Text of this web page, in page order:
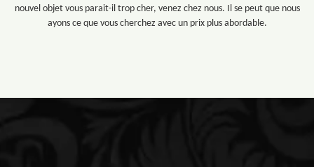
nouvel objet vous parait-il trop cher, venez chez nous. Il se peut que nous
ayons ce que vous cherchez avec un prix plus abordable.